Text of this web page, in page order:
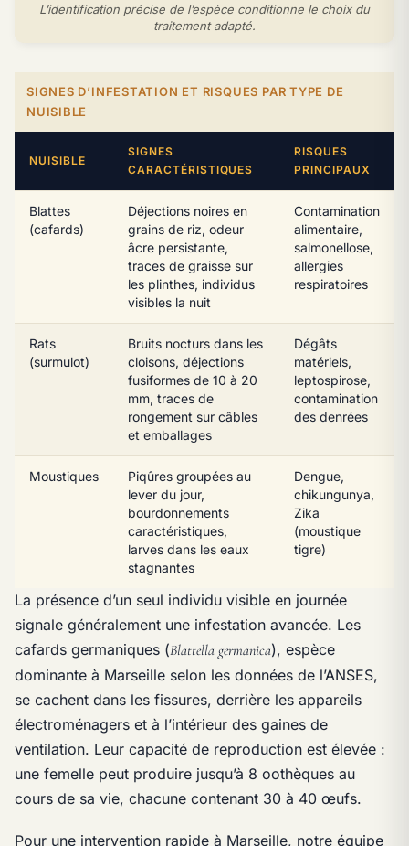
L’identification précise de l’espèce conditionne le choix du
traitement adapté.
SIGNES D’INFESTATION ET RISQUES PAR TYPE DE
NUISIBLE
NUISIBLE
SIGNES
CARACTÉRISTIQUES
RISQUES
PRINCIPAUX
Blattes
(cafards)
Déjections noires en
grains de riz, odeur
âcre persistante,
traces de graisse sur
les plinthes, individus
visibles la nuit
Contamination
alimentaire,
salmonellose,
allergies
respiratoires
Rats
(surmulot)
Bruits nocturs dans les
cloisons, déjections
fusiformes de 10 à 20
mm, traces de
rongement sur câbles
et emballages
Dégâts
matériels,
leptospirose,
contamination
des denrées
Moustiques
Piqûres groupées au
lever du jour,
bourdonnements
caractéristiques,
larves dans les eaux
stagnantes
Dengue,
chikungunya,
Zika
(moustique
tigre)
La présence d’un seul individu visible en journée
signale généralement une infestation avancée. Les
cafards germaniques (Blattella germanica), espèce
dominante à Marseille selon les données de l’ANSES,
se cachent dans les fissures, derrière les appareils
électroménagers et à l’intérieur des gaines de
ventilation. Leur capacité de reproduction est élevée :
une femelle peut produire jusqu’à 8 oothèques au
cours de sa vie, chacune contenant 30 à 40 œufs.
Pour une intervention rapide à Marseille, notre équipe